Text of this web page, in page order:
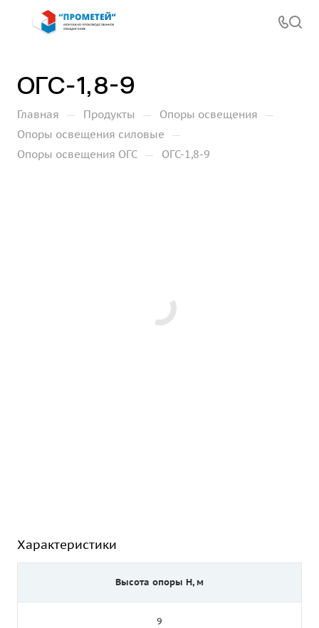
ОГС-1,8-9
Главная — Продукты — Опоры освещения —
Опоры освещения силовые —
Опоры освещения ОГС — ОГС-1,8-9
Характеристики
Высота опоры Н, м
9